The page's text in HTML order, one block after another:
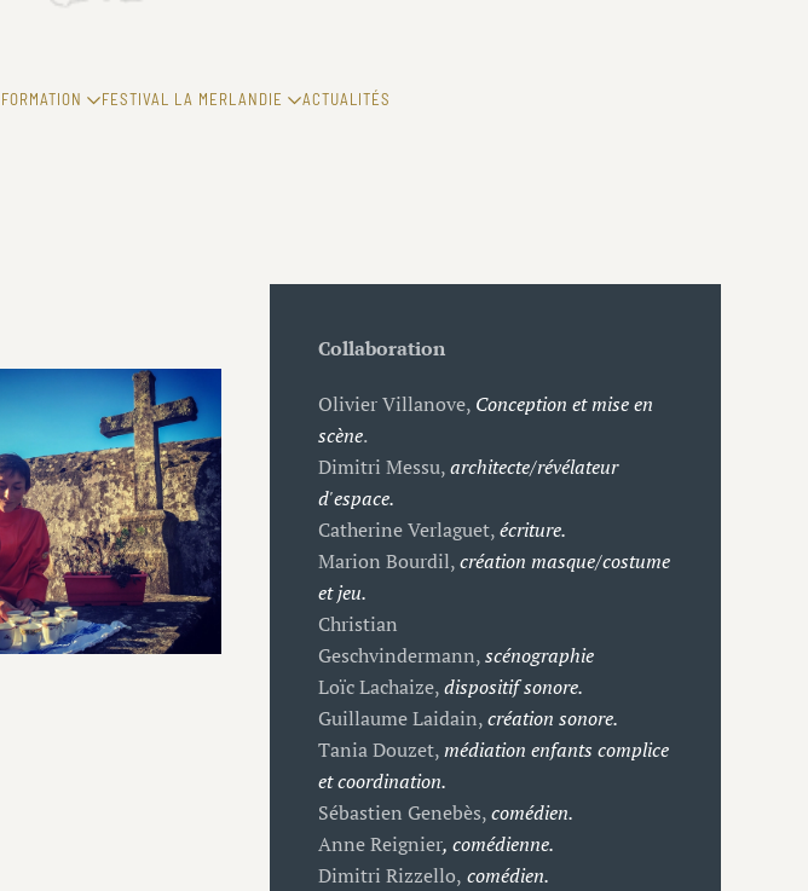
FORMATION FESTIVAL LA MERLANDIE ACTUALITÉS
Collaboration
Olivier Villanove, Conception et mise en
scène.
Dimitri Messu,architecte/révélateur
d'espace.
Catherine Verlaguet,écriture.
Marion Bourdil,création masque/costume
et jeu.
Christian
Geschvindermann,scénographie
Loïc Lachaize,dispositif sonore.
Guillaume Laidain,création sonore.
Tania Douzet,médiation enfants complice
et coordination.
Sébastien Genebès,comédien.
Anne Reignier, comédienne.
Dimitri Rizzello, comédien.